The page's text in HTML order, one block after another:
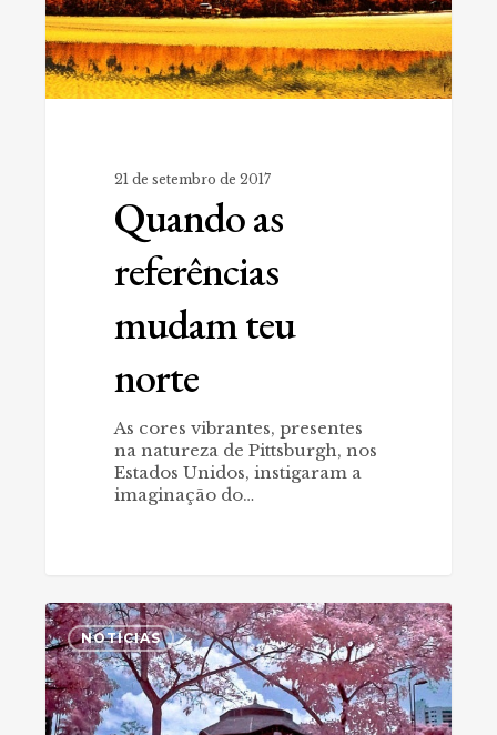
21 de setembro de 2017
Quando as
referências
mudam teu
norte
As cores vibrantes, presentes
na natureza de Pittsburgh, nos
Estados Unidos, instigaram a
imaginação do…
Pará
Infravermelho
mostra
o
Estado
de
NOTÍCIAS
0